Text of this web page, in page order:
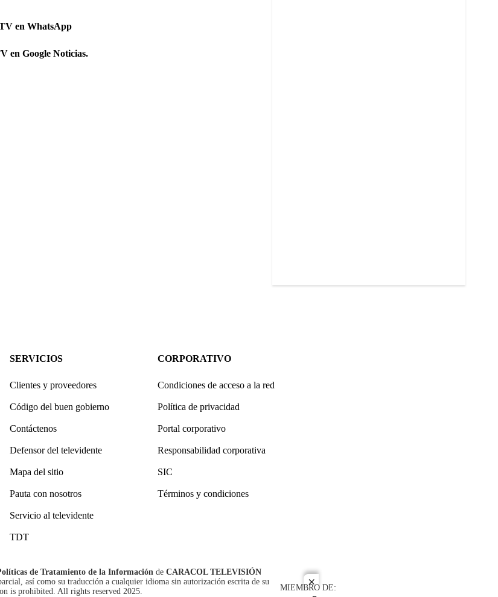
close
en WhatsApp
en Google Noticias.
SERVICIOS
Clientes y proveedores
Código del buen gobierno
Contáctenos
Defensor del televidente
Mapa del sitio
Pauta con nosotros
Servicio al televidente
TDT
CORPORATIVO
Condiciones de acceso a la red
Política de privacidad
Portal corporativo
Responsabilidad corporativa
SIC
Términos y condiciones
de Tratamiento de la Información de CARACOL TELEVISIÓN
así como su traducción a cualquier idioma sin autorización escrita de su
is prohibited. All rights reserved 2025.
MIEMBRO DE: